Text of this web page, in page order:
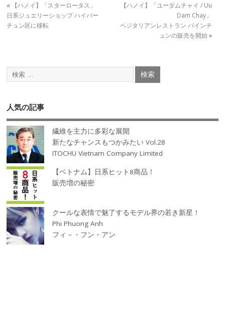
«
【ハノイ】「スターロータス」
日系ジュエリーショップ ハイバー
チュン区に移転
【ハノイ】「ユーダムチャイ / Uu
Dam Chay」
ベジタリアンレストラン バインチ
ュンの販売を開始»
人気の記事
繊維を主力に多彩な展開
新たなチャンスもつかみたい Vol.28
ITOCHU Vietnam Company Limited
【ベトナム】日系ヒット8商品！
販売増の秘密
クールな表情で魅了するモデル界の若き新星！
Phi Phuong Anh
フィ－・フン・アン